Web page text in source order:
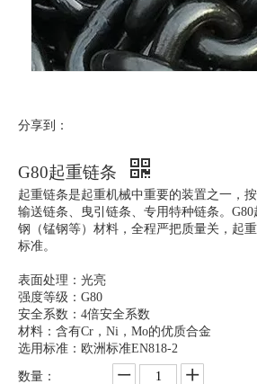
分享到：
G80起重链条
起重链条是起重机械中重要的装置之一，
输送链条、曳引链条、专用特种链条。
钢（锰钢等）材料，全程严把质量关，起
标准。
表面处理：光亮
强度等级：G80
安全系数：4倍安全系数
材料：含有Cr，Ni，Mo的优质合金
选用标准：欧洲标准EN818-2
数量：